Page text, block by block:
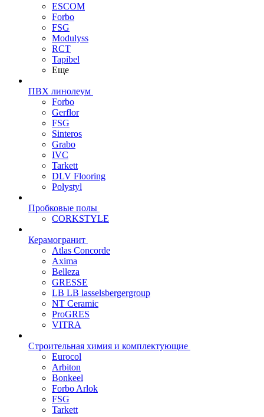
ESCOM
Forbo
FSG
Modulyss
RCT
Tapibel
Еще
ПВХ линолеум
Forbo
Gerflor
FSG
Sinteros
Grabo
IVC
Tarkett
DLV Flooring
Polystyl
Пробковые полы
CORKSTYLE
Керамогранит
Atlas Concorde
Axima
Belleza
GRESSE
LB LB lasselsbergergroup
NT Ceramic
ProGRES
VITRA
Строительная химия и комплектующие
Eurocol
Arbiton
Bonkeel
Forbo Arlok
FSG
Tarkett